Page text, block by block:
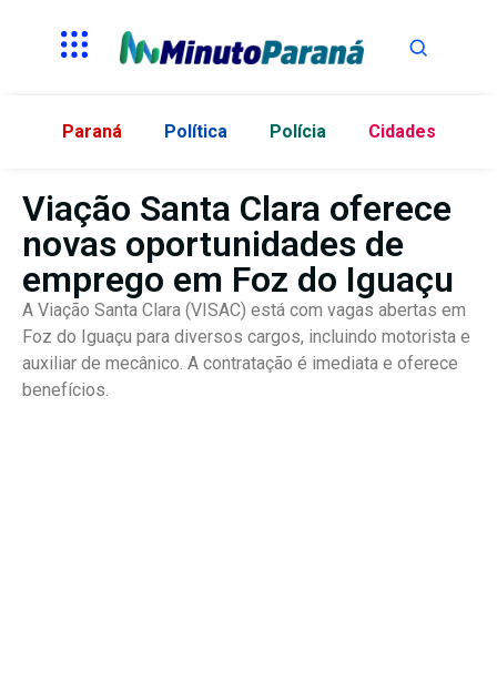
Paraná Política Polícia Cidades
Viação Santa Clara oferece
novas oportunidades de
emprego em Foz do Iguaçu
A Viação Santa Clara (VISAC) está com vagas abertas em
Foz do Iguaçu para diversos cargos, incluindo motorista e
auxiliar de mecânico. A contratação é imediata e oferece
benefícios.